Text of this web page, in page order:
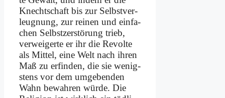
Knecht­schaft bis zur Selbst­ver­
leug­nung, zur rei­nen und ein­fa­
chen Selbst­zer­stö­rung trieb,
ver­wei­ger­te er ihr die Re­vol­te
als Mit­tel, ei­ne Welt nach ih­ren
Maß zu er­fin­den, die sie we­nig­
stens vor dem um­ge­ben­den
Wahn be­wah­ren wür­de. Die